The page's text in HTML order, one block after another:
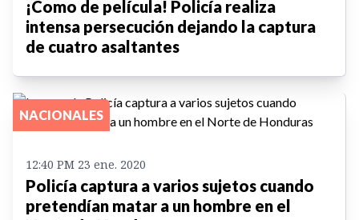
¡Como de película! Policía realiza
intensa persecución dejando la captura
de cuatro asaltantes
NACIONALES
12:40 PM 23 ene. 2020
Policía captura a varios sujetos cuando
pretendían matar a un hombre en el